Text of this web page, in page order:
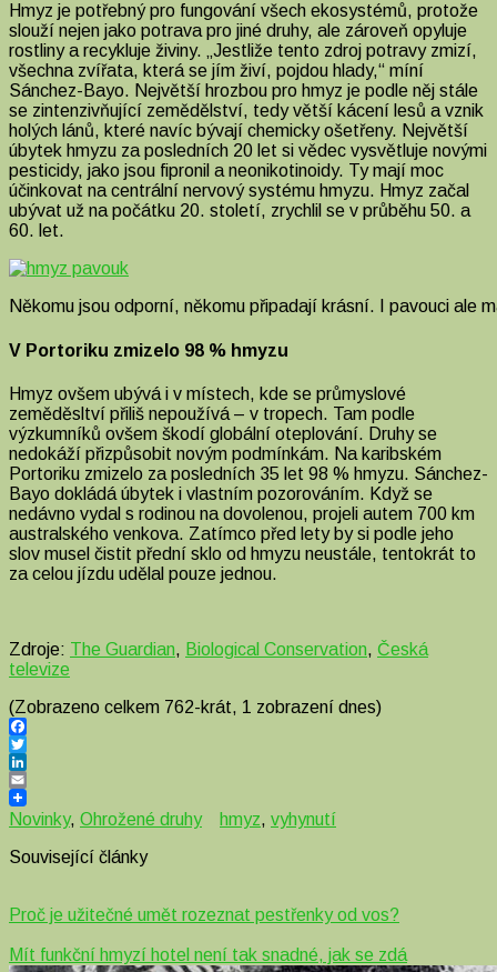
Hmyz je potřebný pro fungování všech ekosystémů, protože
slouží nejen jako potrava pro jiné druhy, ale zároveň opyluje
rostliny a recykluje živiny. „Jestliže tento zdroj potravy zmizí,
všechna zvířata, která se jím živí, pojdou hlady,“ míní
Sánchez-Bayo. Největší hrozbou pro hmyz je podle něj stále
se zintenzivňující zemědělství, tedy větší kácení lesů a vznik
holých lánů, které navíc bývají chemicky ošetřeny. Největší
úbytek hmyzu za posledních 20 let si vědec vysvětluje novými
pesticidy, jako jsou fipronil a neonikotinoidy. Ty mají moc
účinkovat na centrální nervový systému hmyzu. Hmyz začal
ubývat už na počátku 20. století, zrychlil se v průběhu 50. a
60. let.
Někomu jsou odporní, někomu připadají krásní. I pavouci ale
V Portoriku zmizelo 98 % hmyzu
Hmyz ovšem ubývá i v místech, kde se průmyslové
zeměděsltví přiliš nepoužívá – v tropech. Tam podle
výzkumníků ovšem škodí globální oteplování. Druhy se
nedokáží přizpůsobit novým podmínkám. Na karibském
Portoriku zmizelo za posledních 35 let 98 % hmyzu. Sánchez-
Bayo dokládá úbytek i vlastním pozorováním. Když se
nedávno vydal s rodinou na dovolenou, projeli autem 700 km
australského venkova. Zatímco před lety by si podle jeho
slov musel čistit přední sklo od hmyzu neustále, tentokrát to
za celou jízdu udělal pouze jednou.
Zdroje: The Guardian, Biological Conservation, Česká
televize
(Zobrazeno celkem 762-krát, 1 zobrazení dnes)
Facebook
Twitter
LinkedIn
Email
Novinky, Ohrožené druhy hmyz, vyhynutí
Související články
Proč je užitečné umět rozeznat pestřenky od vos?
Mít funkční hmyzí hotel není tak snadné, jak se zdá